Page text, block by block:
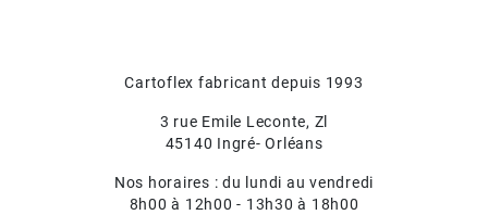
Cartoflex fabricant depuis 1993
3 rue Emile Leconte, Zl
45140 Ingré- Orléans
Nos horaires : du lundi au vendredi
8h00 à 12h00 - 13h30 à 18h00